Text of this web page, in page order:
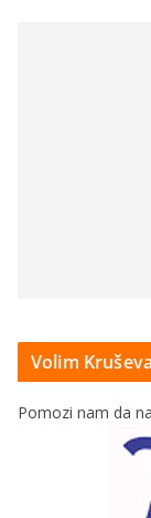
Volim
Pomozi nam da